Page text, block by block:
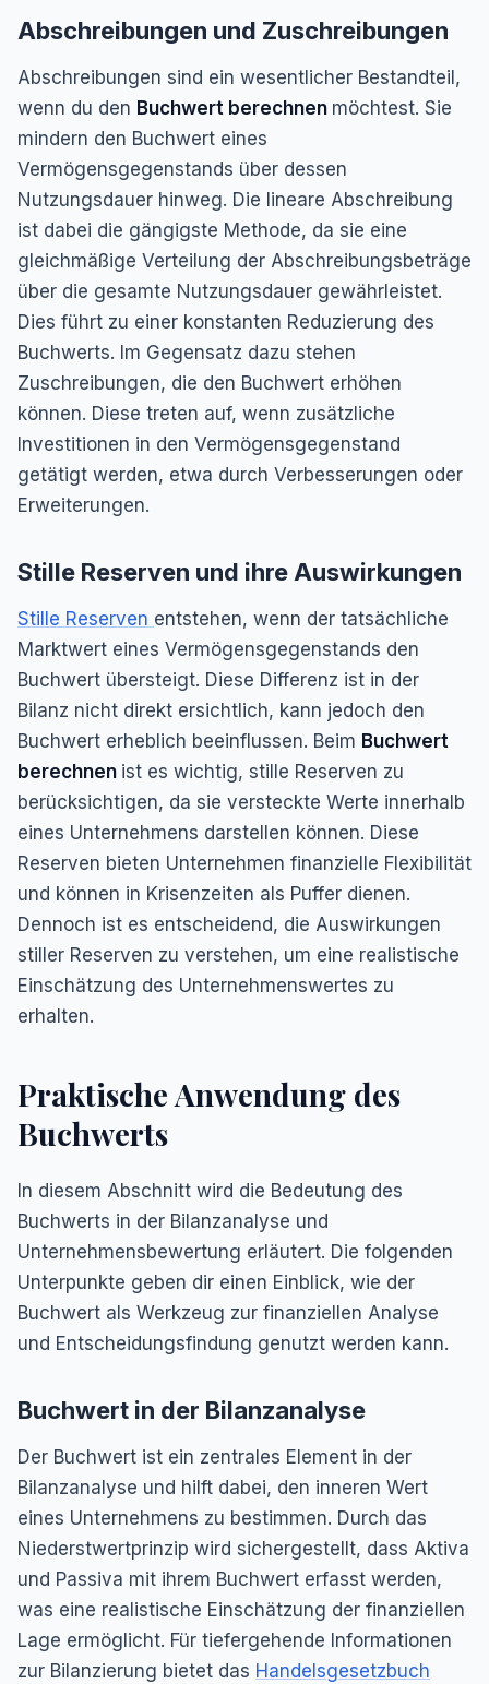
Abschreibungen und Zuschreibungen
Abschreibungen sind ein wesentlicher Bestandteil,
wenn du den Buchwert berechnen möchtest. Sie
mindern den Buchwert eines
Vermögensgegenstands über dessen
Nutzungsdauer hinweg. Die lineare Abschreibung
ist dabei die gängigste Methode, da sie eine
gleichmäßige Verteilung der Abschreibungsbeträge
über die gesamte Nutzungsdauer gewährleistet.
Dies führt zu einer konstanten Reduzierung des
Buchwerts. Im Gegensatz dazu stehen
Zuschreibungen, die den Buchwert erhöhen
können. Diese treten auf, wenn zusätzliche
Investitionen in den Vermögensgegenstand
getätigt werden, etwa durch Verbesserungen oder
Erweiterungen.
Stille Reserven und ihre Auswirkungen
Stille Reserven entstehen, wenn der tatsächliche
Marktwert eines Vermögensgegenstands den
Buchwert übersteigt. Diese Differenz ist in der
Bilanz nicht direkt ersichtlich, kann jedoch den
Buchwert erheblich beeinflussen. Beim Buchwert
berechnen ist es wichtig, stille Reserven zu
berücksichtigen, da sie versteckte Werte innerhalb
eines Unternehmens darstellen können. Diese
Reserven bieten Unternehmen finanzielle Flexibilität
und können in Krisenzeiten als Puffer dienen.
Dennoch ist es entscheidend, die Auswirkungen
stiller Reserven zu verstehen, um eine realistische
Einschätzung des Unternehmenswertes zu
erhalten.
Praktische Anwendung des
Buchwerts
In diesem Abschnitt wird die Bedeutung des
Buchwerts in der Bilanzanalyse und
Unternehmensbewertung erläutert. Die folgenden
Unterpunkte geben dir einen Einblick, wie der
Buchwert als Werkzeug zur finanziellen Analyse
und Entscheidungsfindung genutzt werden kann.
Buchwert in der Bilanzanalyse
Der Buchwert ist ein zentrales Element in der
Bilanzanalyse und hilft dabei, den inneren Wert
eines Unternehmens zu bestimmen. Durch das
Niederstwertprinzip wird sichergestellt, dass Aktiva
und Passiva mit ihrem Buchwert erfasst werden,
was eine realistische Einschätzung der finanziellen
Lage ermöglicht. Für tiefergehende Informationen
zur Bilanzierung bietet das Handelsgesetzbuch